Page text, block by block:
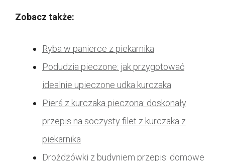
Zobacz także:
Ryba w panierce z piekarnika
Podudzia pieczone: jak przygotować
idealnie upieczone udka kurczaka
Pierś z kurczaka pieczona: doskonały
przepis na soczysty filet z kurczaka z
piekarnika
Drożdżówki z budyniem przepis: domowe